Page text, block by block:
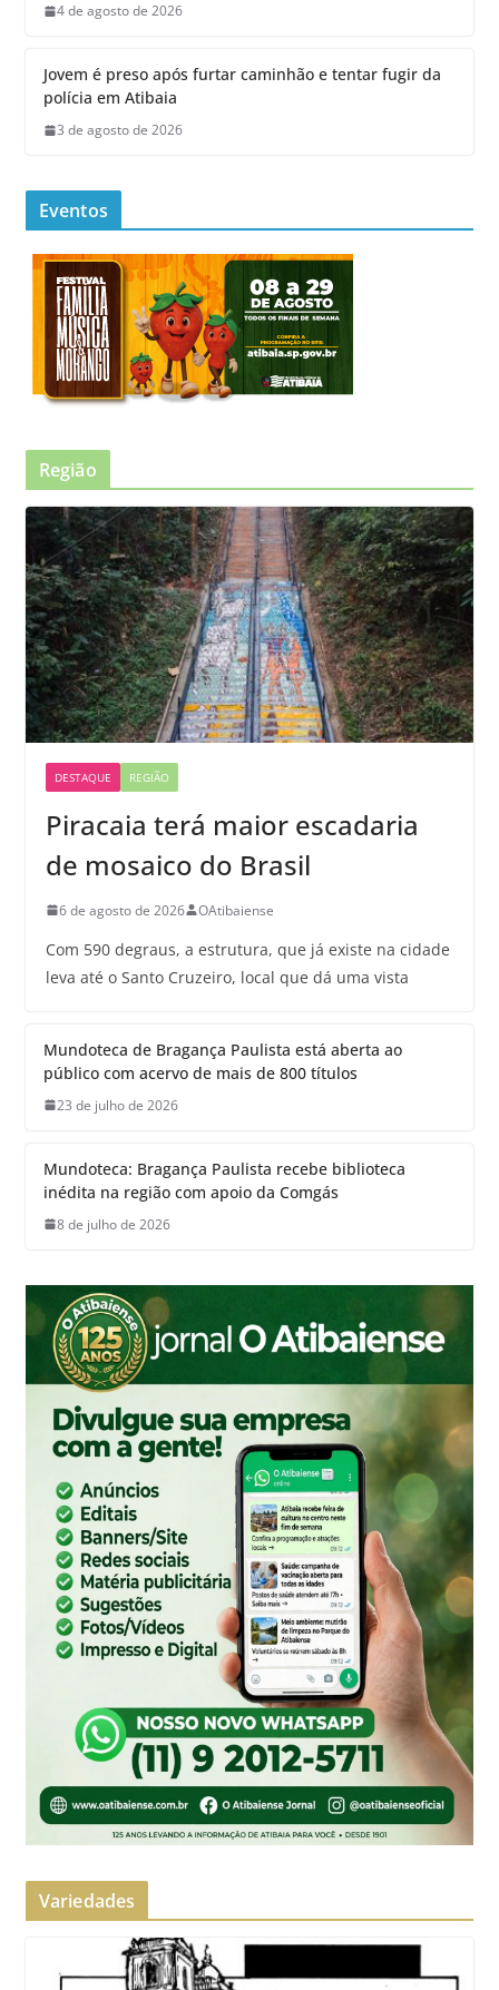
4 de agosto de 2026
Jovem é preso após furtar caminhão e tentar fugir da
polícia em Atibaia
3 de agosto de 2026
Eventos
Região
DESTAQUE REGIÃO
Piracaia terá maior escadaria
de mosaico do Brasil
6 de agosto de 2026 OAtibaiense
Com 590 degraus, a estrutura, que já existe na cidade
leva até o Santo Cruzeiro, local que dá uma vista
Mundoteca de Bragança Paulista está aberta ao
público com acervo de mais de 800 títulos
23 de julho de 2026
Mundoteca: Bragança Paulista recebe biblioteca
inédita na região com apoio da Comgás
8 de julho de 2026
Variedades